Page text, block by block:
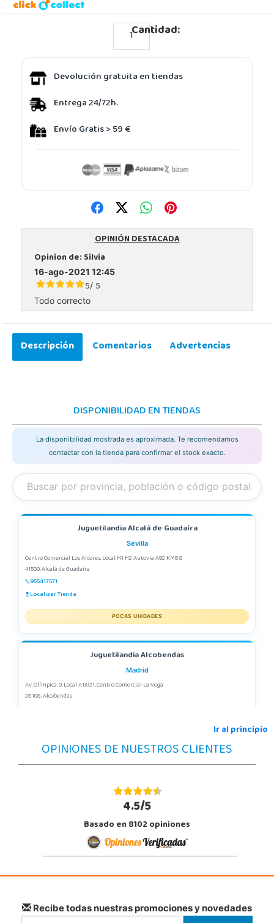
Cantidad:
Devolución gratuita en tiendas
Entrega 24/72h.
Envío Gratis > 59 €
OPINIÓN DESTACADA
Opinion de:Silvia
16-ago-2021 12:45
5/ 5
Todo correcto
Descripción Comentarios Advertencias
DISPONIBILIDAD EN TIENDAS
La disponibilidad mostrada es aproximada. Te recomendamos
contactar con la tienda para confirmar el stock exacto.
Juguetilandia Alcalá de Guadaíra
Sevilla
Centro Comercial Los Alcores, Local H1 H2 Autovia A92 KM8.8
41500, Alcalá de Guadaíra
955417571
Localizar Tienda
POCAS UNIDADES
Juguetilandia Alcobendas
Madrid
Av. Olímpica, 9, Local A13/21, Centro Comercial La Vega
28108, Alcobendas
Juguetilandia Alfafar Parc Alfafar
Valencia
Plaza Consolat del Mar, 18. Parque comercial Alfafar Parc
Juguetilandia Armilla
Ir al principio
OPINIONES DE NUESTROS CLIENTES
4.5/5
Basado en 8102 opiniones
Recibe todas nuestras promociones y novedades